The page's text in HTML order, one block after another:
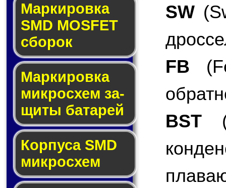
Мар­ки­ров­ка
SMD MOSFET
сбо­рок
Мар­ки­ров­ка
мик­ро­схем за­
щи­ты ба­та­рей
Корпуса SMD
мик­ро­схем
SW
FB
BST